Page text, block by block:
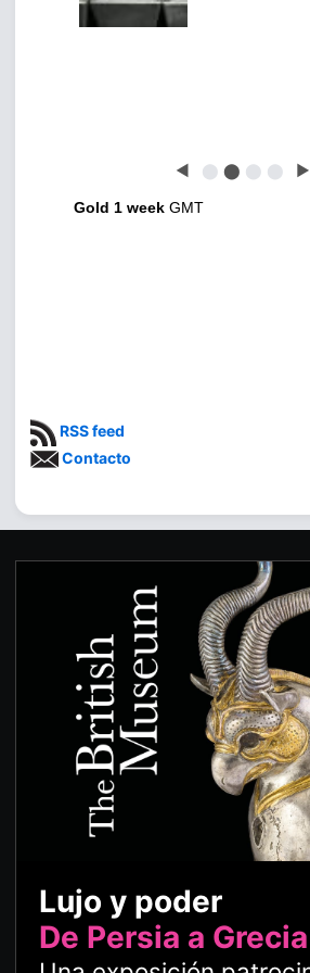
◀ ⬤ ⬤ ⬤ ⬤ ▶
Gold 1 week GMT
RSS feed
Contacto
Lujo y poder
De Persia a Grecia